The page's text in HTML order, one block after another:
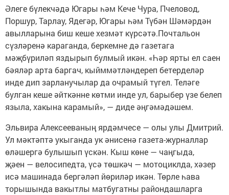
Әлеге бүлекчәдә Югары һәм Кече Чура, Пчеловод,
Поршур, Тарлау, Ядегәр, Югары һәм Түбән Шәмәрдән
авылларына биш кеше хезмәт күрсәтә.Почтальон
сүзләренә караганда, беркемне дә газетага
мәҗбүриләп яздырып булмый икән. «Һәр ярты ел саен
бәяләр арта баргач, кыйммәтләндереп бетерделәр
инде дип зарланучылар да очрамый түгел. Теләге
булган кеше әйткәнне көтми инде ул, барыбер үзе белеп
языла, хакына карамый», — диде әңгәмәдәшем.
Эльвира Алексееваның ярдәмчесе — олы улы Дмитрий.
Ул мәктәптә укыганда ук әнисенә газета-журналлар
өләшергә булышып үскән. Кыш көне — чаңгыда,
җәен — велосипедта, үсә төшкәч — мотоциклда, хәзер
исә машинада бергәләп йөриләр икән. Төрле һава
торышында вакытлы матбугатны райондашларга